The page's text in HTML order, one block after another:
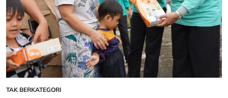
Tingkat
SD
2025
POSTED
TAK BERKATEGORI